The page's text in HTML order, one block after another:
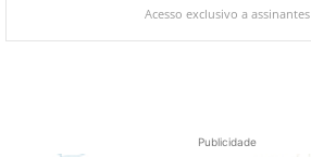
Acesso exclusivo a assinantes
Publicidade